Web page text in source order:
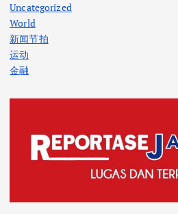
Uncategorized
World
新闻节拍
运动
金融